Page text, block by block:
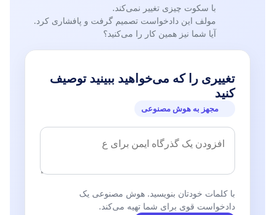
با سکوت چیزی تغییر نمی‌کند.
مولف این دادخواست تصمیم گرفت و پافشاری کرد.
آیا شما نیز همین کار را می‌کنید؟
تغییری را که می‌خواهید ببینید توصیف
کنید
مجهز به هوش مصنوعی
با کلمات خودتان بنویسید. هوش مصنوعی یک
دادخواست قوی برای شما تهیه می‌کند.